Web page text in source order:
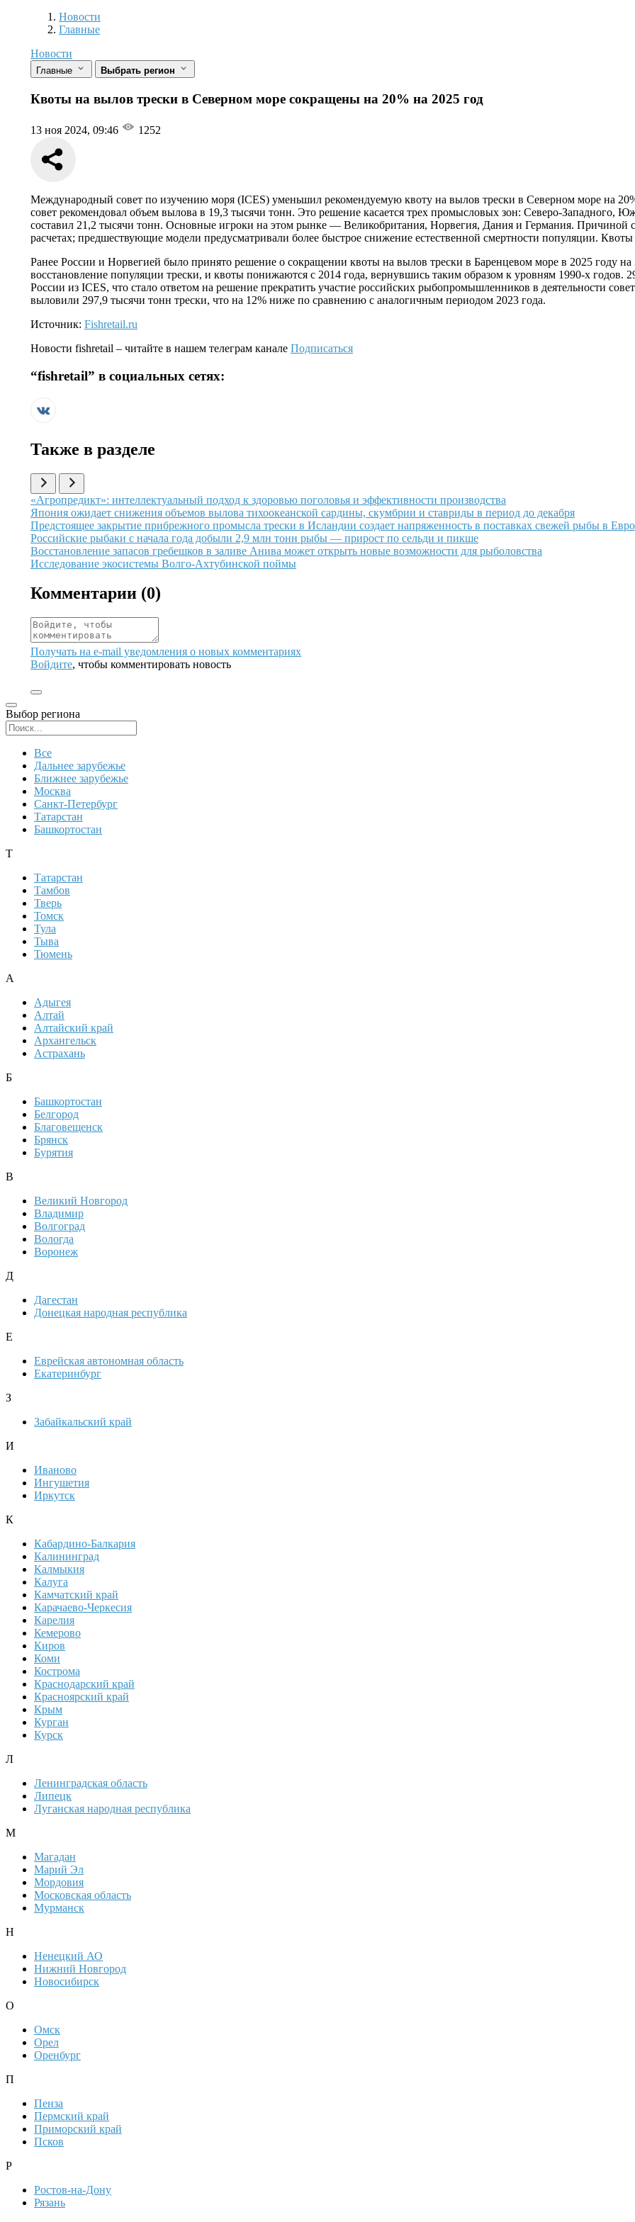
Новости
Разделы
Новости
Главные
Новости
Главные Выбрать регион
Квоты на вылов трески в Северном море сокращены на 20% на 2025 год
13 ноя 2024, 09:46 1252
Международный совет по изучению моря (ICES) уменьшил рекомендуемую квоту на вылов трески в Северном море на
совет рекомендовал объем вылова в 19,3 тысячи тонн. Это решение касается трех промысловых зон: Северо-Западного,
составил 21,2 тысячи тонн. Основные игроки на этом рынке — Великобритания, Норвегия, Дания и Германия.
расчетах; предшествующие модели предусматривали более быстрое снижение естественной смертности популяции.
Ранее России и Норвегией было принято решение о сокращении квоты на вылов трески в Баренцевом море в 2025 году
восстановление популяции трески, и квоты понижаются с 2014 года, вернувшись таким образом к уровням 1990-х годов.
России из ICES, что стало ответом на решение прекратить участие российских рыбопромышленников в деятельности
выловили 297,9 тысячи тонн трески, что на 12% ниже по сравнению с аналогичным периодом 2023 года.
Источник: Fishretail.ru
Новости fishretail – читайте в нашем телеграм канале Подписаться
“fishretail” в социальных сетях:
Также в разделе
Иллюстрация новости
«Агропредикт»: интеллектуальный подход к здоровью поголовья и эффективности производства
Иллюстрация новости
Япония ожидает снижения объемов вылова тихоокеанской сардины, скумбрии и ставриды в период до декабря
Иллюстрация новости
Предстоящее закрытие прибрежного промысла трески в Исландии создает напряженность в поставках свежей рыбы в
Иллюстрация новости
Российские рыбаки с начала года добыли 2,9 млн тонн рыбы — прирост по сельди и пикше
Иллюстрация новости
Восстановление запасов гребешков в заливе Анива может открыть новые возможности для рыболовства
Иллюстрация новости
Исследование экосистемы Волго-Ахтубинской поймы
Комментарии (0)
Получать на e‑mail уведомления о новых комментариях
Войдите, чтобы комментировать новость
Выбор региона
Все
Дальнее зарубежье
Ближнее зарубежье
Москва
Санкт-Петербург
Татарстан
Башкортостан
Т
Татарстан
Тамбов
Тверь
Томск
Тула
Тыва
Тюмень
А
Адыгея
Алтай
Алтайский край
Архангельск
Астрахань
Б
Башкортостан
Белгород
Благовещенск
Брянск
Бурятия
В
Великий Новгород
Владимир
Волгоград
Вологда
Воронеж
Д
Дагестан
Донецкая народная республика
Е
Еврейская автономная область
Екатеринбург
З
Забайкальский край
И
Иваново
Ингушетия
Иркутск
К
Кабардино-Балкария
Калининград
Калмыкия
Калуга
Камчатский край
Карачаево-Черкесия
Карелия
Кемерово
Киров
Коми
Кострома
Краснодарский край
Красноярский край
Крым
Курган
Курск
Л
Ленинградская область
Липецк
Луганская народная республика
М
Магадан
Марий Эл
Мордовия
Московская область
Мурманск
Н
Ненецкий АО
Нижний Новгород
Новосибирск
О
Омск
Орел
Оренбург
П
Пенза
Пермский край
Приморский край
Псков
Р
Ростов-на-Дону
Рязань